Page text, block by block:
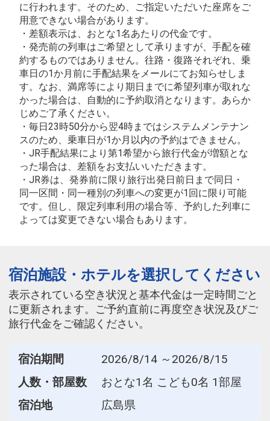
に行われます。そのため、ご指定いただいた座席をご
用意できない場合があります。
・差額表示は、おとな1名あたりの代金です。
・発売前の列車はご希望として承りますが、手配を確
約するものではありません。往路・復路それぞれ、乗
車日の1か月前に手配結果をメールにてお知らせしま
す。なお、満席等により期日までに希望列車が取れな
かった場合は、自動的に予約取消となります。あらか
じめご了承ください。
・毎日23時50分から翌4時まではシステムメンテナン
スのため、乗車日が1か月以内の予約はできません。
・JR手配結果により第1希望から旅行代金が増額とな
った場合は、差額をお支払いいただきます。
・JR券は、発券前に限り旅行出発日前日まで同日・
同一区間・同一種別の列車への変更が1回に限り可能
です。但し、限定列車利用の場合等、予約した列車に
よっては変更できない場合もあります。
宿泊施設・ホテルを選択してください
表示されている空き状況と基本代金は一定時間ごと
に更新されます。ご予約直前に再度空き状況及びご
旅行代金をご確認ください。
宿泊期間
2026/8/14 ～2026/8/15
人数・部屋数
おとな1名 こども0名 1部屋
宿泊地
広島県